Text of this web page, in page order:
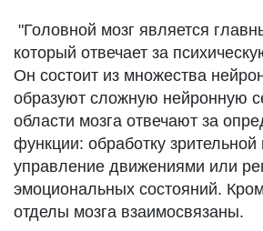
"Головной мозг является
который отвечает за
Он состоит из множества
образуют сложную нейронную
области мозга отвечают за
функции: обработку
управление движениями или
эмоциональных состояний.
отделы мозга взаимосвязаны.